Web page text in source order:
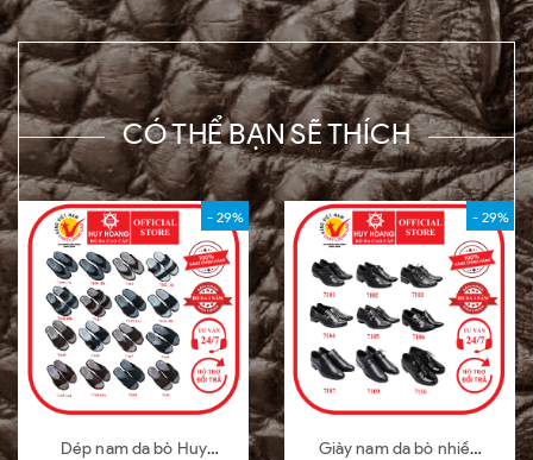
CÓ THỂ BẠN SẼ THÍCH
- 29%
Dép nam da bò Huy
- 29%
Giày nam da bò nhiều